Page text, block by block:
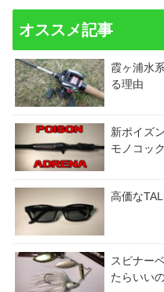
オススメ記事
霞ヶ浦水
る理由
新ポイズ
モノコッ
高価な
スピナー
たらいい